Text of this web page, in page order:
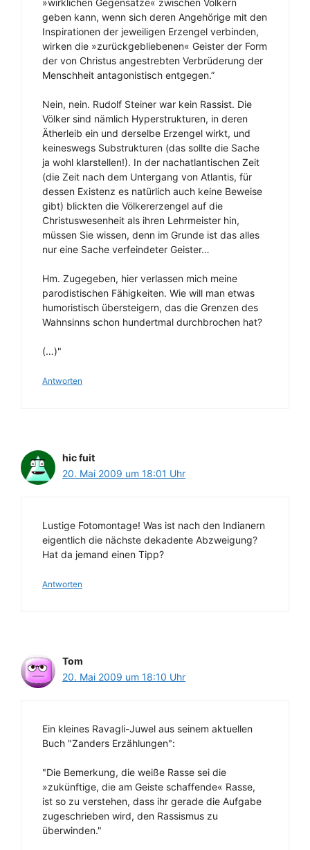
geben kann, wenn sich deren Angehörige mit den
Inspirationen der jeweiligen Erzengel verbinden,
wirken die »zurückgebliebenen« Geister der Form
der von Christus angestrebten Verbrüderung der
Menschheit antagonistisch entgegen.”
Nein, nein. Rudolf Steiner war kein Rassist. Die
Völker sind nämlich Hyperstrukturen, in deren
Ätherleib ein und derselbe Erzengel wirkt, und
keineswegs Substrukturen (das sollte die Sache
ja wohl klarstellen!). In der nachatlantischen Zeit
(die Zeit nach dem Untergang von Atlantis, für
dessen Existenz es natürlich auch keine Beweise
gibt) blickten die Völkererzengel auf die
Christuswesenheit als ihren Lehrmeister hin,
müssen Sie wissen, denn im Grunde ist das alles
nur eine Sache verfeindeter Geister…
Hm. Zugegeben, hier verlassen mich meine
parodistischen Fähigkeiten. Wie will man etwas
humoristisch übersteigern, das die Grenzen des
Wahnsinns schon hundertmal durchbrochen hat?
(…)"
Antworten
hic fuit
20. Mai 2009 um 18:01 Uhr
Lustige Fotomontage! Was ist nach den Indianern
eigentlich die nächste dekadente Abzweigung?
Hat da jemand einen Tipp?
Antworten
Tom
20. Mai 2009 um 18:10 Uhr
Ein kleines Ravagli-Juwel aus seinem aktuellen
Buch "Zanders Erzählungen":
"Die Bemerkung, die weiße Rasse sei die
»zukünftige, die am Geiste schaffende« Rasse,
ist so zu verstehen, dass ihr gerade die Aufgabe
zugeschrieben wird, den Rassismus zu
überwinden."